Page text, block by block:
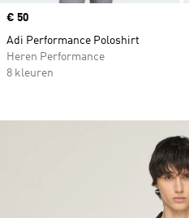
Price
€ 50
Adi Performance Poloshirt
Heren Performance
8 kleuren